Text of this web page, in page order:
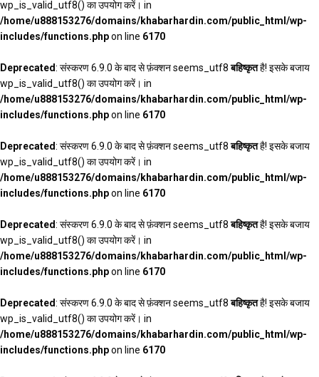
wp_is_valid_utf8() का उपयोग करें। in
/home/u888153276/domains/khabarhardin.com/public_html/wp-
includes/functions.phpon line 6170
Deprecated: संस्करण 6.9.0 के बाद से फ़ंक्शन seems_utf8बहिष्कृतहै! इसके बजाय
wp_is_valid_utf8() का उपयोग करें। in
/home/u888153276/domains/khabarhardin.com/public_html/wp-
includes/functions.phpon line 6170
Deprecated: संस्करण 6.9.0 के बाद से फ़ंक्शन seems_utf8बहिष्कृतहै! इसके बजाय
wp_is_valid_utf8() का उपयोग करें। in
/home/u888153276/domains/khabarhardin.com/public_html/wp-
includes/functions.phpon line 6170
Deprecated: संस्करण 6.9.0 के बाद से फ़ंक्शन seems_utf8बहिष्कृतहै! इसके बजाय
wp_is_valid_utf8() का उपयोग करें। in
/home/u888153276/domains/khabarhardin.com/public_html/wp-
includes/functions.phpon line 6170
Deprecated: संस्करण 6.9.0 के बाद से फ़ंक्शन seems_utf8बहिष्कृतहै! इसके बजाय
wp_is_valid_utf8() का उपयोग करें। in
/home/u888153276/domains/khabarhardin.com/public_html/wp-
includes/functions.phpon line 6170